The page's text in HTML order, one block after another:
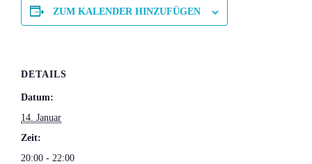
ZUM KALENDER HINZUFÜGEN
DETAILS
Datum:
14. Januar
Zeit:
20:00 - 22:00